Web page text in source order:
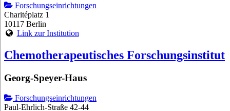
Forschungseinrichtungen
Charitéplatz 1
10117 Berlin
Link zur Institution
Chemotherapeutisches Forschungsinstitut
Georg-Speyer-Haus
Forschungseinrichtungen
Paul-Ehrlich-Straße 42-44